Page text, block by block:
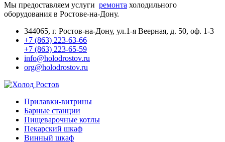
Мы предоставляем услуги ремонта холодильного
оборудования в Ростове-на-Дону.
344065, г. Ростов-на-Дону, ул.1-я Веерная, д. 50, оф. 1-3
+7 (863) 223-63-66
+7 (863) 223-65-59
info@holodrostov.ru
org@holodrostov.ru
Прилавки-витрины
Барные станции
Пищеварочные котлы
Пекарский шкаф
Винный шкаф